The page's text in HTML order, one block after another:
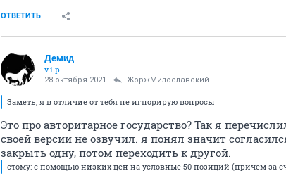
ОТВЕТИТЬ
Демид
v.i.p.
28 октября 2021 ЖоржМилославский
Заметь, я в отличие от тебя не игнорирую вопросы
Это про авторитарное государство? Так я
своей версии не озвучил. я понял значит
закрыть одну, потом переходить к другой.
стому: с помощью низких цен на условные 50 позиций (причем за